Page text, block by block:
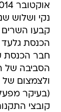
נקי ושלוש
קבעו
הכנסת גלעד
חבר הכנסת
הסביבה של
ולצמצום של
(בעיקר
קובצי